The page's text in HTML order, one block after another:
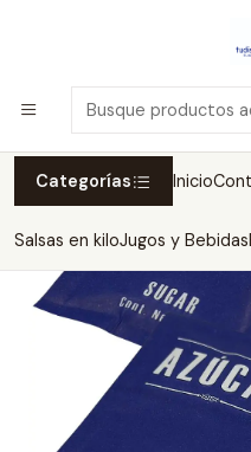
Categorías Inicio
Salsas en kiloJugos y Bebidas
Sachet o
Sachet De Azúcar